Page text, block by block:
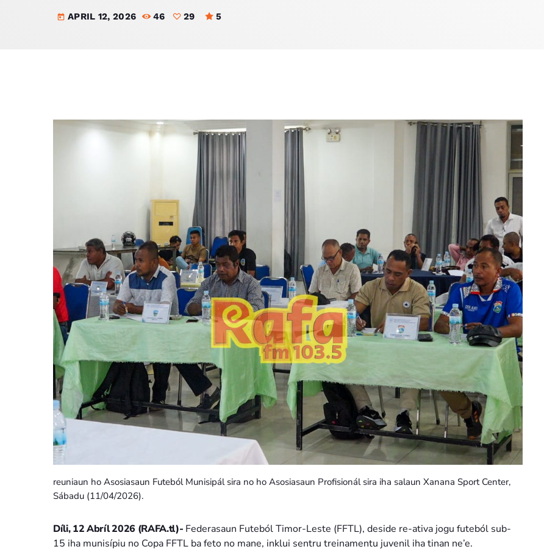
today APRIL 12, 2026 46 29 5
reuniaun ho Asosiasaun Futeból Munisipál sira no ho Asosiasaun Profisionál sira iha salaun Xanana Sport Center,
Sábadu (11/04/2026).
Díli, 12 Abríl 2026 (RAFA.tl)- Federasaun Futeból Timor-Leste (FFTL), deside re-ativa jogu futeból sub-
15 iha munisípiu no Copa FFTL ba feto no mane, inklui sentru treinamentu juvenil iha tinan ne’e.